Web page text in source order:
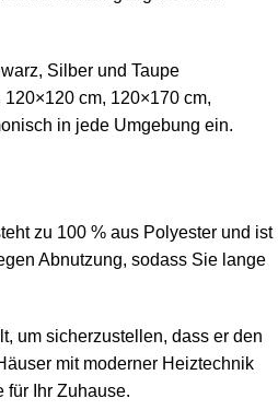
Silber und Taupe
cm, 120×170 cm,
in jede Umgebung ein.
zu 100 % aus Polyester und ist
Abnutzung, sodass Sie lange
um sicherzustellen, dass er den
mit moderner Heiztechnik
für Ihr Zuhause.